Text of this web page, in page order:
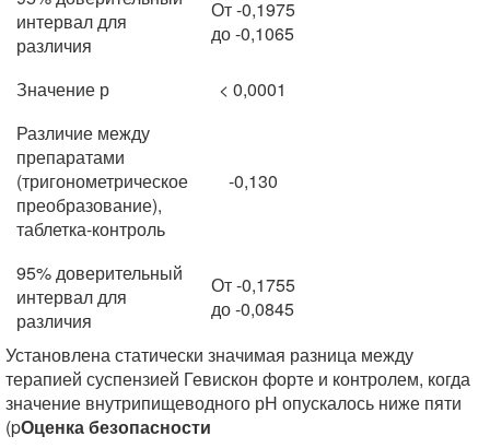
интервал для
различия
От -0,1975
до -0,1065
Значение р
< 0,0001
Различие между
препаратами
(тригонометрическое
преобразование),
таблетка-контроль
-0,130
95% доверительный
интервал для
различия
От -0,1755
до -0,0845
Установлена статически значимая разница между
терапией суспензией Гевискон форте и контролем, когда
значение внутрипищеводного рН опускалось ниже пяти
(pОценка безопасности